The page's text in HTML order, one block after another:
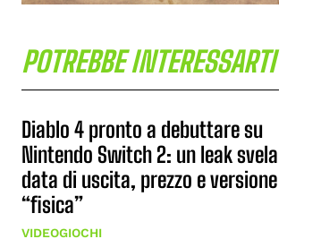
POTREBBE INTERESSARTI
Diablo 4 pronto a debuttare su
Nintendo Switch 2: un leak svela
data di uscita, prezzo e versione
“fisica”
VIDEOGIOCHI